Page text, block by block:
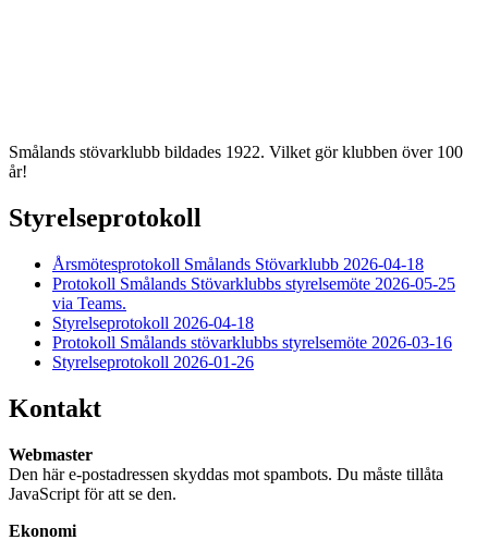
Smålands stövarklubb bildades 1922. Vilket gör klubben över 100
år!
Styrelseprotokoll
Årsmötesprotokoll Smålands Stövarklubb 2026-04-18
Protokoll Smålands Stövarklubbs styrelsemöte 2026-05-25
via Teams.
Styrelseprotokoll 2026-04-18
Protokoll Smålands stövarklubbs styrelsemöte 2026-03-16
Styrelseprotokoll 2026-01-26
Kontakt
Webmaster
Den här e-postadressen skyddas mot spambots. Du måste tillåta
JavaScript för att se den.
Ekonomi